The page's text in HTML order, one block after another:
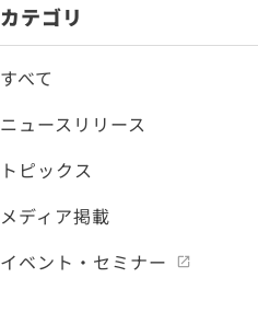
カテゴリ
すべて
ニュースリリース
トピックス
メディア掲載
イベント・セミナー